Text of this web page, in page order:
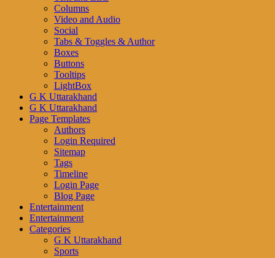
Columns
Video and Audio
Social
Tabs & Toggles & Author
Boxes
Buttons
Tooltips
LightBox
G K Uttarakhand
G K Uttarakhand
Page Templates
Authors
Login Required
Sitemap
Tags
Timeline
Login Page
Blog Page
Entertainment
Entertainment
Categories
G K Uttarakhand
Sports